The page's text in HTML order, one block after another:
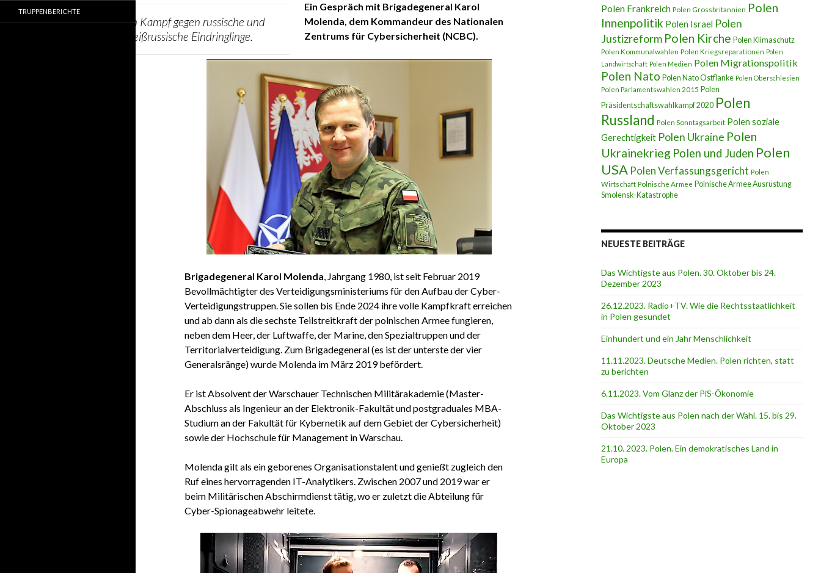
Im Kampf gegen russische und
weißrussische Eindringlinge.
Ein Gespräch mit Brigadegeneral Karol
Molenda, dem Kommandeur des Nationalen
Zentrums für Cybersicherheit (NCBC).
Brigadegeneral Karol Molenda, Jahrgang 1980, ist seit Februar 2019
Bevollmächtigter des Verteidigungsministeriums für den Aufbau der Cyber-
Verteidigungstruppen. Sie sollen bis Ende 2024 ihre volle Kampfkraft erreichen
und ab dann als die sechste Teilstreitkraft der polnischen Armee fungieren,
neben dem Heer, der Luftwaffe, der Marine, den Spezialtruppen und der
Territorialverteidigung. Zum Brigadegeneral (es ist der unterste der vier
Generalsränge) wurde Molenda im März 2019 befördert.
Er ist Absolvent der Warschauer Technischen Militärakademie (Master-
Abschluss als Ingenieur an der Elektronik-Fakultät und postgraduales MBA-
Studium an der Fakultät für Kybernetik auf dem Gebiet der Cybersicherheit)
sowie der Hochschule für Management in Warschau.
Molenda gilt als ein geborenes Organisationstalent und genießt zugleich den
Ruf eines hervorragenden IT-Analytikers. Zwischen 2007 und 2019 war er
beim Militärischen Abschirmdienst tätig, wo er zuletzt die Abteilung für
Cyber-Spionageabwehr leitete.
Polen Frankreich Polen Grossbritannien Polen
Innenpolitik Polen Israel Polen
Justizreform Polen Kirche Polen Klimaschutz
Polen Kommunalwahlen Polen Kriegsreparationen Polen
Landwirtschaft Polen Medien Polen Migrationspolitik
Polen Nato Polen Nato Ostflanke Polen Oberschlesien
Polen Parlamentswahlen 2015 Polen
Präsidentschaftswahlkampf 2020 Polen
Russland Polen Sonntagsarbeit Polen soziale
Gerechtigkeit Polen Ukraine Polen
Ukrainekrieg Polen und Juden Polen
USA Polen Verfassungsgericht Polen
Wirtschaft Polnische Armee Polnische Armee Ausrüstung
Smolensk-Katastrophe
NEUESTE BEITRÄGE
Das Wichtigste aus Polen. 30. Oktober bis 24.
Dezember 2023
26.12.2023. Radio+TV. Wie die Rechtsstaatlichkeit
in Polen gesundet
Einhundert und ein Jahr Menschlichkeit
11.11.2023. Deutsche Medien. Polen richten, statt
zu berichten
6.11.2023. Vom Glanz der PiS-Ӧkonomie
Das Wichtigste aus Polen nach der Wahl. 15. bis 29.
Oktober 2023
21.10. 2023. Polen. Ein demokratisches Land in
Europa
TRUPPENBERICHTE